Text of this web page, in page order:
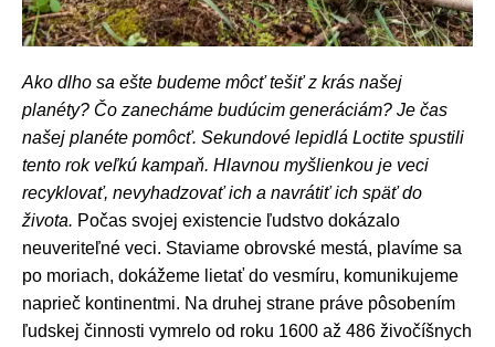
Ako dlho sa ešte budeme môcť tešiť z krás našej
planéty? Čo zanecháme budúcim generáciám? Je čas
našej planéte pomôcť. Sekundové lepidlá Loctite spustili
tento rok veľkú kampaň. Hlavnou myšlienkou je veci
recyklovať, nevyhadzovať ich a navrátiť ich späť do
života. Počas svojej existencie ľudstvo dokázalo
neuveriteľné veci. Staviame obrovské mestá, plavíme sa
po moriach, dokážeme lietať do vesmíru, komunikujeme
naprieč kontinentmi. Na druhej strane práve pôsobením
ľudskej činnosti vymrelo od roku 1600 až 486 živočíšnych